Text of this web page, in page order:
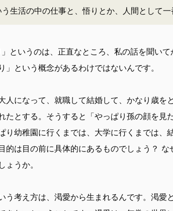
生活の中の仕事と、悟りとか、人間として一
」というのは、正直なところ、私の話を聞い
」という概念があるわけではないんです。
人になって、就職して結婚して、かなり歳を
たとする。そうすると「やっぱり孫の顔を見
り幼稚園に行くまでは、大学に行くまでは、
的は目の前に具体的にあるものでしょう？
ょうか。
う考え方は、渇愛から生まれるんです。渇